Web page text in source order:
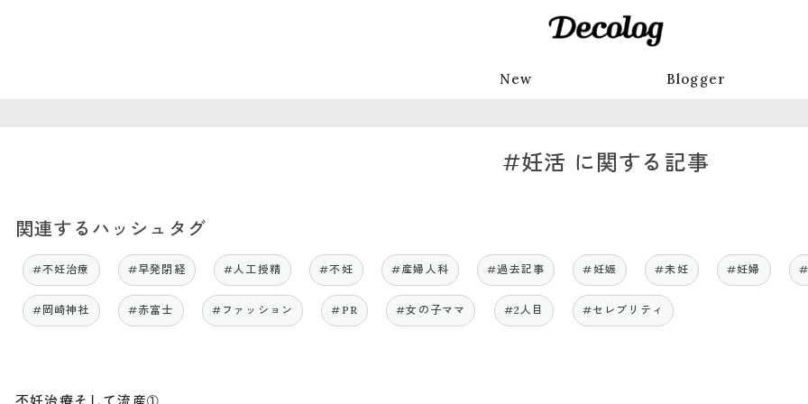
New Blogger
#妊活 に関する記事
関連するハッシュタグ
#不妊治療 #早発閉経 #人工授精 #不妊 #産婦人科 #過去記事 #妊娠 #未妊 #妊婦 #
#岡崎神社 #赤富士 #ファッション #PR #女の子ママ #2人目 #セレブリティ